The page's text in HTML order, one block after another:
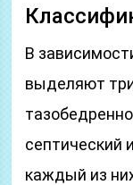
В
выделяют
септический
каждый из